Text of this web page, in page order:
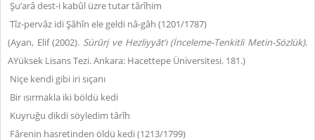
Şu’arâ dest-i kabûl üzre tutar târîhim
Tîz-pervâz idi Şâhîn ele geldi nâ-gâh (1201/1787)
(Ayan, Elif (2002). Sürūrį ve Hezliyyāt’ı (İnceleme-Tenkitli Metin-Sözlük).
AYüksek Lisans Tezi. Ankara: Hacettepe Üniversitesi. 181.)
Niçe kendi gibi iri sıçanı
Bir ısırmakla iki böldü kedi
Kuyruğu dikdi söyledim târîh
Fârenin hasretinden öldü kedi (1213/1799)